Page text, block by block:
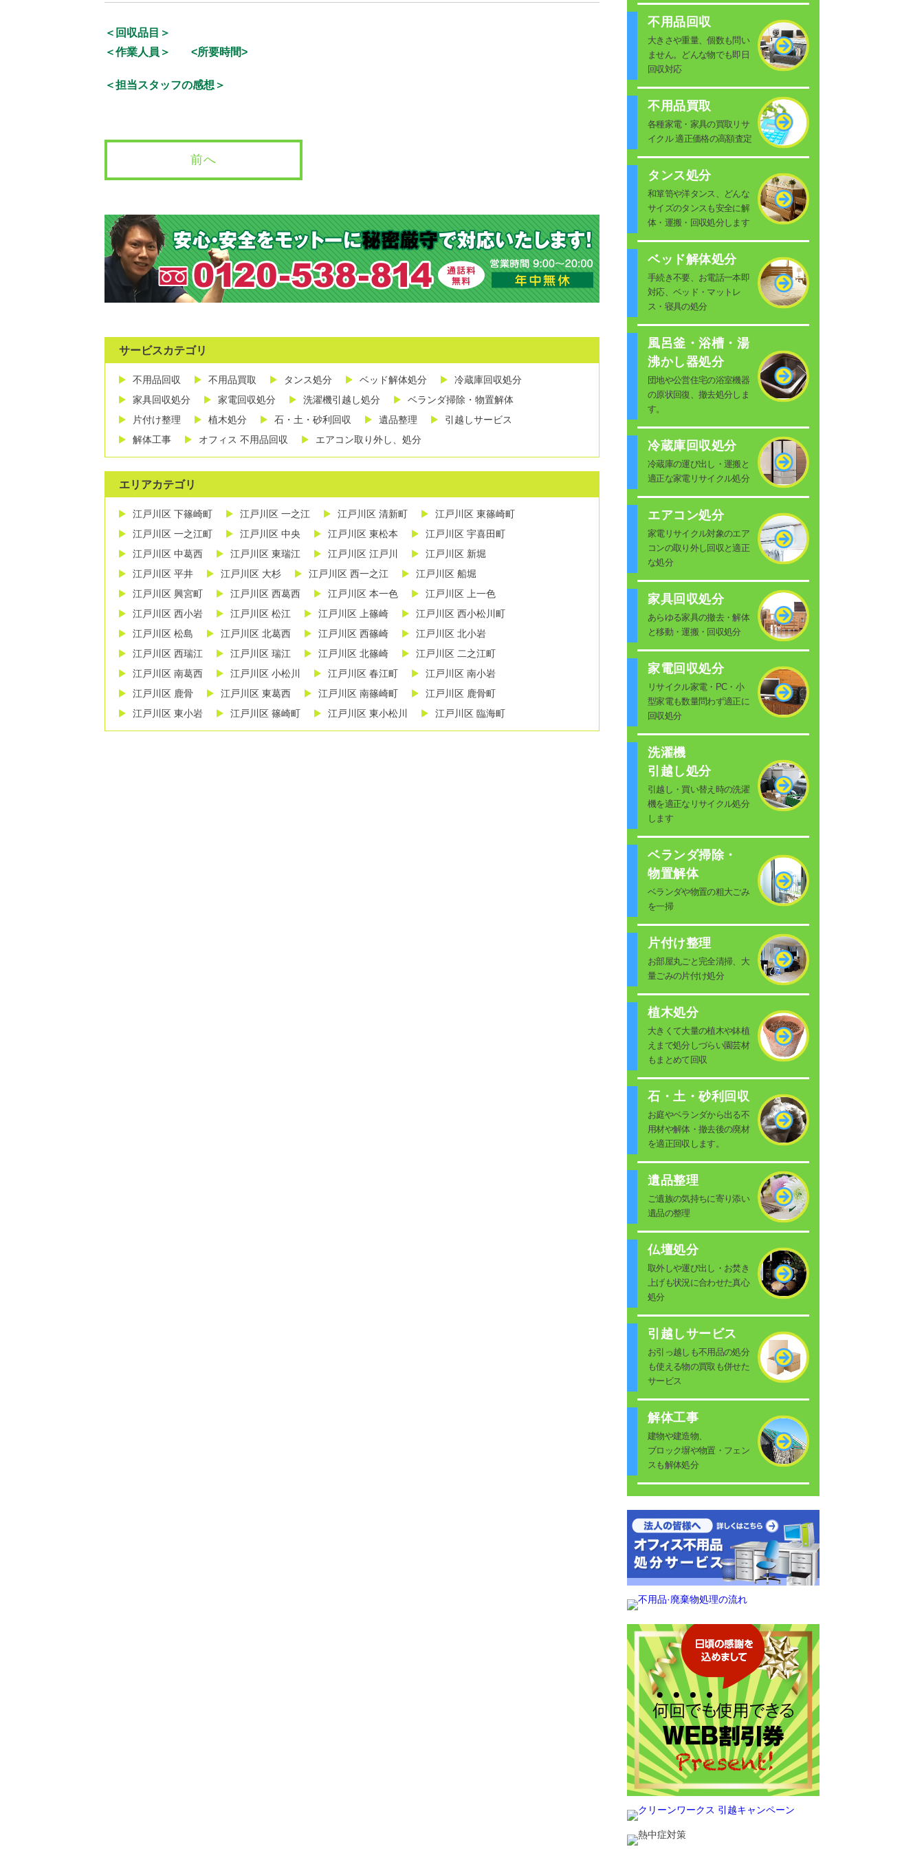
＜回収品目＞
＜作業人員＞
<所要時間>
＜担当スタッフの感想＞
前へ
サービスカテゴリ
不用品回収 不用品買取 タンス処分 ベッド解体処分
冷蔵庫回収処分
家具回収処分
家電回収処分 洗濯機引越し処分
ベランダ掃除・物置解体
片付け整理
植木処分 石・土・砂利回収 遺品整理
引越しサービス
解体工事
オフィス 不用品回収 エアコン取り外し、処分
エリアカテゴリ
江戸川区 下篠崎町 江戸川区 一之江 江戸川区 清新町
江戸川区 東篠崎町
江戸川区 一之江町
江戸川区 中央 江戸川区 東松本
江戸川区 宇喜田町
江戸川区 中葛西
江戸川区 東瑞江 江戸川区 江戸川
江戸川区 新堀
江戸川区 平井
江戸川区 大杉 江戸川区 西一之江
江戸川区 船堀
江戸川区 興宮町
江戸川区 西葛西 江戸川区 本一色
江戸川区 上一色
江戸川区 西小岩
江戸川区 松江 江戸川区 上篠崎
江戸川区 西小松川町
江戸川区 松島
江戸川区 北葛西 江戸川区 西篠崎
江戸川区 北小岩
江戸川区 西瑞江
江戸川区 瑞江 江戸川区 北篠崎
江戸川区 二之江町
江戸川区 南葛西
江戸川区 小松川 江戸川区 春江町
江戸川区 南小岩
江戸川区 鹿骨
江戸川区 東葛西 江戸川区 南篠崎町
江戸川区 鹿骨町
江戸川区 東小岩
江戸川区 篠崎町 江戸川区 東小松川 江戸川区 臨海町
不用品回収
大きさや重量、個数も問い
ません。どんな物でも即日
回収対応
不用品買取
各種家電・家具の買取リサ
イクル 適正価格の高額査定
タンス処分
和箪笥や洋タンス、どんな
サイズのタンスも安全に解
体・運搬・回収処分します
ベッド解体処分
手続き不要、お電話一本即
対応、ベッド・マットレ
ス・寝具の処分
風呂釜・浴槽・湯
沸かし器処分
団地や公営住宅の浴室機器
の原状回復、撤去処分しま
す。
冷蔵庫回収処分
冷蔵庫の運び出し・運搬と
適正な家電リサイクル処分
エアコン処分
家電リサイクル対象のエア
コンの取り外し回収と適正
な処分
家具回収処分
あらゆる家具の撤去・解体
と移動・運搬・回収処分
家電回収処分
リサイクル家電・PC・小
型家電も数量問わず適正に
回収処分
洗濯機
引越し処分
引越し・買い替え時の洗濯
機を適正なリサイクル処分
します
ベランダ掃除・
物置解体
ベランダや物置の粗大ごみ
を一掃
片付け整理
お部屋丸ごと完全清掃、大
量ごみの片付け処分
植木処分
大きくて大量の植木や鉢植
えまで処分しづらい園芸材
もまとめて回収
石・土・砂利回収
お庭やベランダから出る不
用材や解体・撤去後の廃材
を適正回収します。
遺品整理
ご遺族の気持ちに寄り添い
遺品の整理
仏壇処分
取外しや運び出し・お焚き
上げも状況に合わせた真心
処分
引越しサービス
お引っ越しも不用品の処分
も使える物の買取も併せた
サービス
解体工事
建物や建造物、
ブロック塀や物置・フェン
スも解体処分